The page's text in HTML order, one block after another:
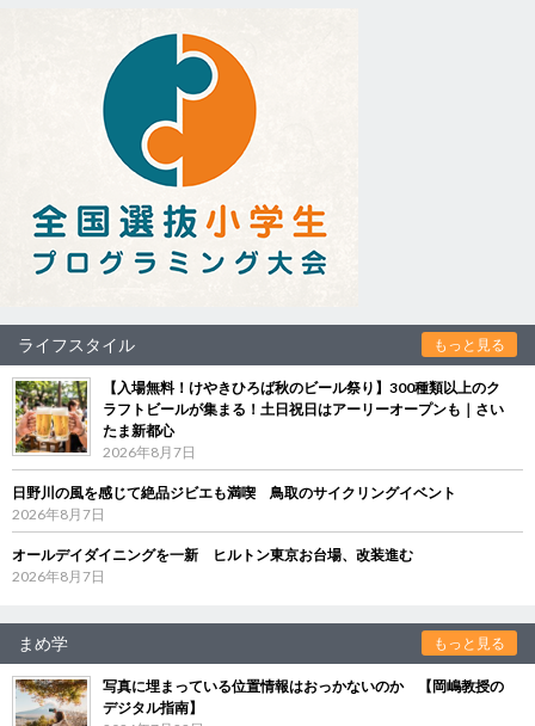
ライフスタイル もっと見る
【入場無料！けやきひろば秋のビール祭り】300種類以上のク
ラフトビールが集まる！土日祝日はアーリーオープンも｜さい
たま新都心
2026年8月7日
日野川の風を感じて絶品ジビエも満喫 鳥取のサイクリングイベント
2026年8月7日
オールデイダイニングを一新 ヒルトン東京お台場、改装進む
2026年8月7日
まめ学 もっと見る
写真に埋まっている位置情報はおっかないのか 【岡嶋教授の
デジタル指南】